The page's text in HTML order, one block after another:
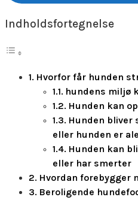
Indholdsfortegnelse
Hvorfor får hunden
hundens miljø
Hunden kan
Hunden
eller hunden er
Hunden kan
eller har smerter
Hvordan forebygger
Beroligende